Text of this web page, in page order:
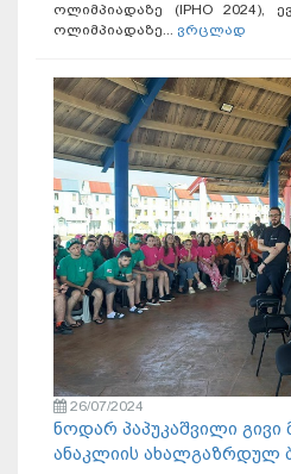
ოლიმპიადაზე (IPHO 2024),
ოლიმპიადაზე... ვრცლად
26/07/2024
ნოდარ პაპუკაშვილი გივი
ანაკლიის ახალგაზრდულ